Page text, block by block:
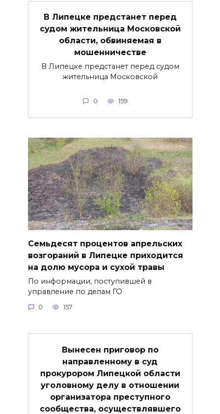
В Липецке предстанет перед
судом жительница Московской
области, обвиняемая в
мошенничестве
В Липецке предстанет перед судом
жительница Московской
0 159
Семьдесят процентов апрельских
возгораний в Липецке приходится
на долю мусора и сухой травы
По информации, поступившей в
управление по делам ГО
0 157
Вынесен приговор по
направленному в суд
прокурором Липецкой области
уголовному делу в отношении
организатора преступного
сообщества, осуществлявшего